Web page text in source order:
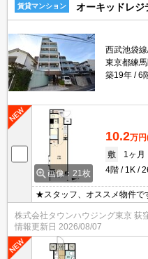
賃貸マンション オーキッドレジ
西武池袋
東京都練
築19年
6
画像：21枚
10.2万円
敷
1ヶ月
4階
1K
★スタッフ、オススメ物件
株式会社タウンハウジング東京 荻
情報更新日 2026/08/07